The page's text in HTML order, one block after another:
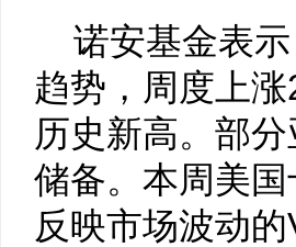
诺安基金表
趋势，周度上
历史新高。部
储备。本周美
反映市场波动